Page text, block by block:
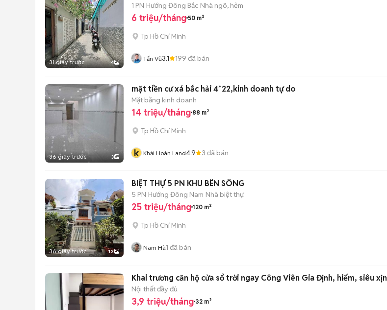
31 giây trước 4
1 PN Hướng Đông Bắc Nhà ngõ, hẻm
6 triệu/tháng 50 m²
Tp Hồ Chí Minh
Tấn Vũ3.1 199 đã bán
36 giây trước 3
mặt tiền cư xá bắc hải 4*22,kinh doanh tự do
Mặt bằng kinh doanh
14 triệu/tháng 88 m²
Tp Hồ Chí Minh
k Khải Hoàn Land4.9 3 đã bán
36 giây trước 12
BIỆT THỰ 5 PN KHU BÊN SÔNG
5 PN Hướng Đông Nam Nhà biệt thự
25 triệu/tháng 120 m²
Tp Hồ Chí Minh
Nam Hà1 đã bán
Khai trương căn hộ cửa sổ trời ngay Công Viên Gia Định, hiếm, siêu xịn
Nội thất đầy đủ
3,9 triệu/tháng 32 m²